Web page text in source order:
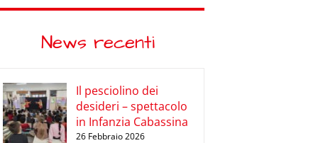
News recenti
Il pesciolino dei
desideri – spettacolo
in Infanzia Cabassina
26 Febbraio 2026